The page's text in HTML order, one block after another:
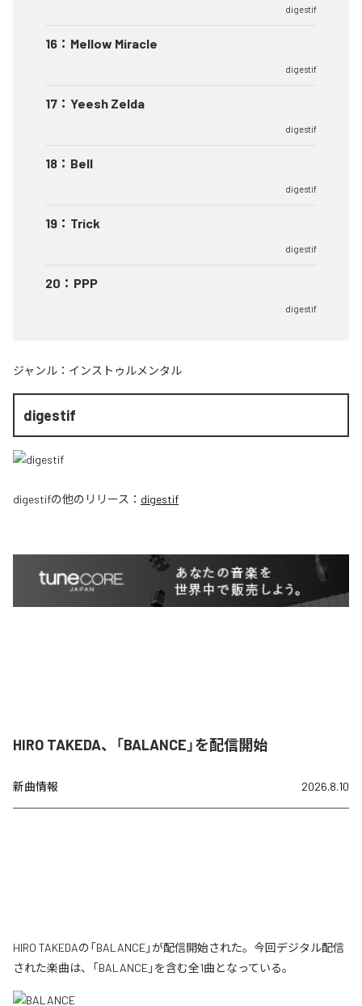
digestif
16 ： Mellow Miracle
digestif
17 ： Yeesh Zelda
digestif
18 ： Bell
digestif
19 ： Trick
digestif
20 ： PPP
digestif
ジャンル： インストゥルメンタル
digestif
digestifの他のリリース： digestif
HIRO TAKEDA、「BALANCE」を配信開始
新曲情報 2026.8.10
HIRO TAKEDAの「BALANCE」が配信開始された。今回デジタル配信
された楽曲は、「BALANCE」を含む全1曲となっている。